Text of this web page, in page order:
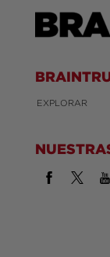
EXPLORAR